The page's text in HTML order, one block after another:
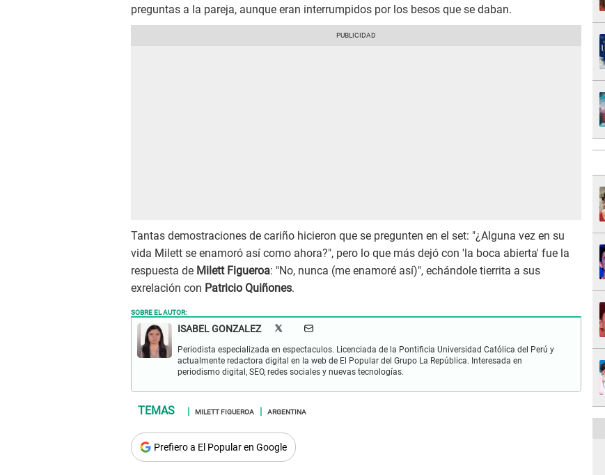
preguntas a la pareja, aunque eran interrumpidos por los besos que se daban.
Tantas demostraciones de cariño hicieron que se pregunten en el set: "¿Alguna vez en su
vida Milett se enamoró así como ahora?", pero lo que más dejó con 'la boca abierta' fue la
respuesta de Milett Figueroa: "No, nunca (me enamoré así)", echándole tierrita a sus
exrelación con Patricio Quiñones.
SOBRE EL AUTOR:
ISABEL GONZALEZ
Periodista especializada en espectaculos. Licenciada de la Pontificia Universidad Católica del Perú y
actualmente redactora digital en la web de El Popular del Grupo La República. Interesada en
periodismo digital, SEO, redes sociales y nuevas tecnologías.
MILETT FIGUEROA ARGENTINA
Prefiero a El Popular en Google